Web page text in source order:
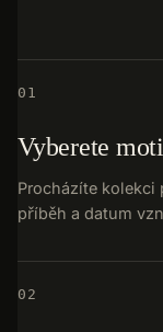
01
Vyberete
Procházíte kolekci
příběh a datum
02